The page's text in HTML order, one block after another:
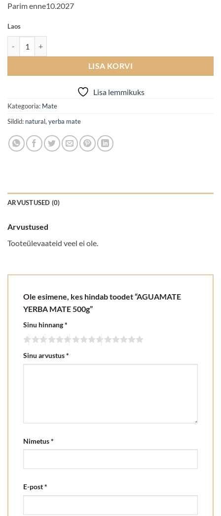
Parim enne10.2027
Laos
LISA KORVI
Lisa lemmikuks
Kategooria: Mate
Sildid: natural,yerba mate
ARVUSTUSED (0)
Arvustused
Tooteülevaateid veel ei ole.
Ole esimene, kes hindab toodet “AGUAMATE
YERBA MATE 500g”
Sinu hinnang*
Sinu arvustus*
Nimetus*
E-post*